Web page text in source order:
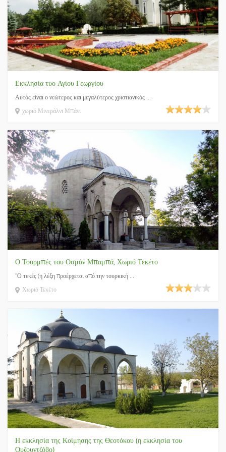
Εκκλησία τυο Αγίου Γεωργίου
Αυτός είναι ο νεώτερος και μεγαλύτερος χριστιανικός ...
χωριό Μινεράλνι Μπάνι
Ο Τουρμπές του Οσμάν Μπαμπά, Χωριό Τεκέτο
"Ο τεκές (η λέξη προέρχεται από την τουρκική ...
Χωριό Τεκέτο
Η εκκλησία της Κοίμησης της Θεοτόκου (η εκκλησία του
Ουζουντζόβο)